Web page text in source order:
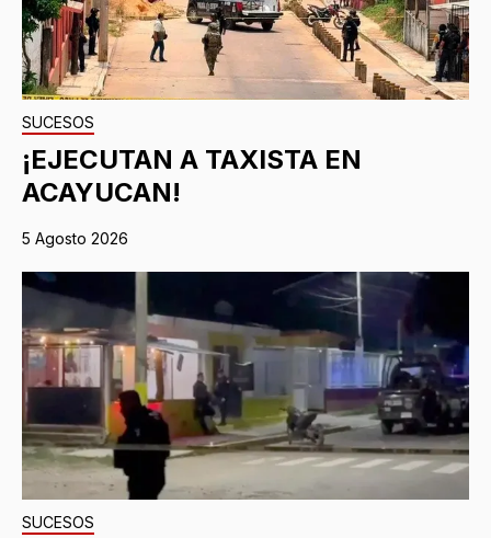
SUCESOS
¡EJECUTAN A TAXISTA EN
ACAYUCAN!
5 Agosto 2026
SUCESOS